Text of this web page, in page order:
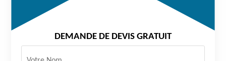
DEMANDE DE DEVIS GRATUIT